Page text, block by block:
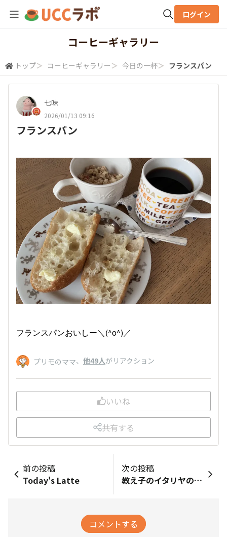
検索
ログイン
コーヒーギャラリー
トップ＞ コーヒーギャラリー ＞ 今日の一杯＞ フランスパン
七味
2026/01/13 09:16
フランスパン
フランスパンおいしー＼(^o^)／
プリモのママ、 他49人がリアクション
いいね
共有する
前の投稿
Today's Latte
次の投稿
教え子のイタリヤのお土産とマシュマロコーヒー
コメントする